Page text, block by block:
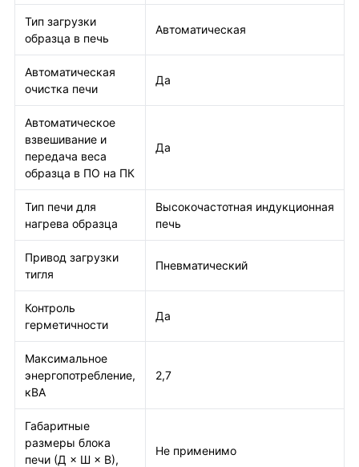
Тип загрузки
образца в печь
Автоматическая
Автоматическая
очистка печи
Да
Автоматическое
взвешивание и
передача веса
образца в ПО на ПК
Да
Тип печи для
нагрева образца
Высокочастотная индукционная
печь
Привод загрузки
тигля
Пневматический
Контроль
герметичности
Да
Максимальное
энергопотребление,
кВА
2,7
Габаритные
размеры блока
печи (Д × Ш × В),
Не применимо